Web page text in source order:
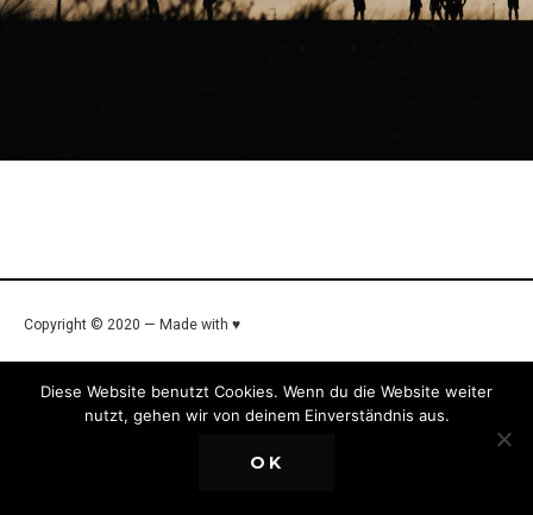
Copyright © 2020 — Made with ♥
Diese Website benutzt Cookies. Wenn du die Website weiter
nutzt, gehen wir von deinem Einverständnis aus.
OK